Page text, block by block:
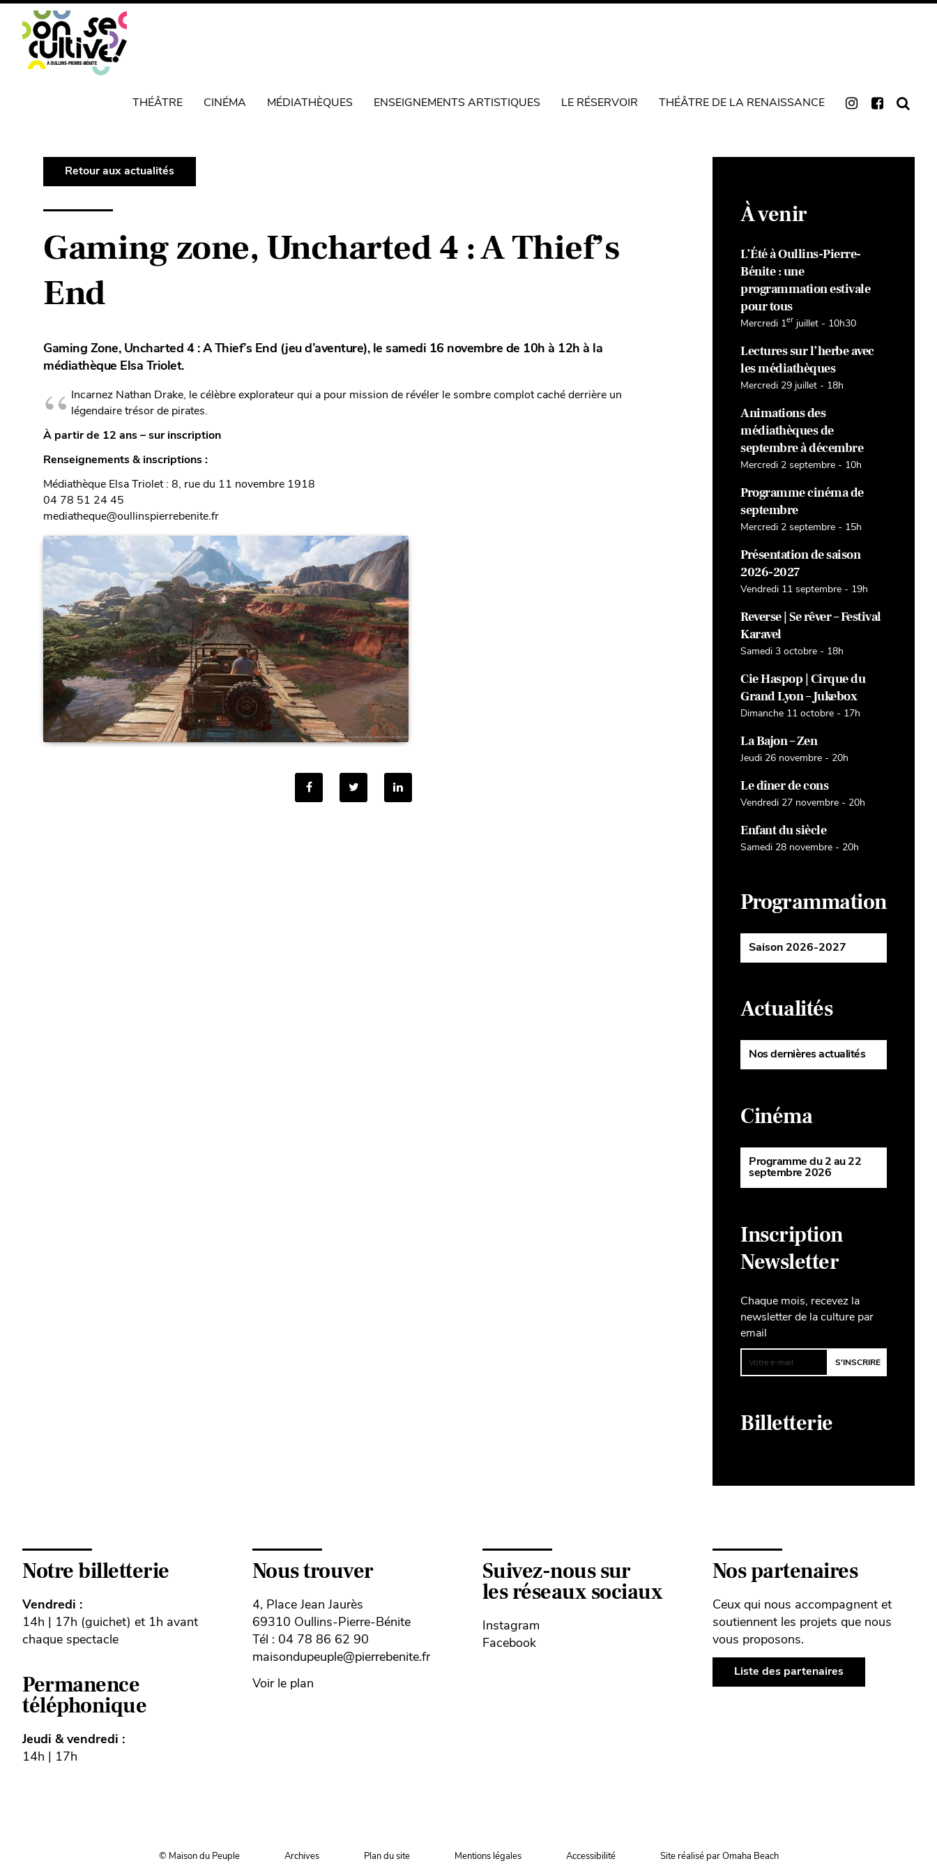
THÉÂTRE CINÉMA MÉDIATHÈQUES ENSEIGNEMENTS ARTISTIQUES LE RÉSERVOIR THÉÂTRE DE LA RENAISSANCE
Retour aux actualités
Gaming zone, Uncharted 4 : A Thief’s
End
Gaming Zone, Uncharted 4 : A Thief’s End (jeu d’aventure), le samedi 16 novembre de 10h à 12h à la
médiathèque Elsa Triolet.
Incarnez Nathan Drake, le célèbre explorateur qui a pour mission de révéler le sombre complot caché derrière un
légendaire trésor de pirates.
À partir de 12 ans – sur inscription
Renseignements & inscriptions:
Médiathèque Elsa Triolet : 8, rue du 11 novembre 1918
04 78 51 24 45
mediatheque@oullinspierrebenite.fr
À venir
L’Été à Oullins-Pierre-
Bénite : une
programmation estivale
pour tous
Mercredi 1er juillet - 10h30
Lectures sur l’herbe avec
les médiathèques
Mercredi 29 juillet - 18h
Animations des
médiathèques de
septembre à décembre
Mercredi 2 septembre - 10h
Programme cinéma de
septembre
Mercredi 2 septembre - 15h
Présentation de saison
2026-2027
Vendredi 11 septembre - 19h
Reverse | Se rêver – Festival
Karavel
Samedi 3 octobre - 18h
Cie Haspop | Cirque du
Grand Lyon – Jukebox
Dimanche 11 octobre - 17h
La Bajon – Zen
Jeudi 26 novembre - 20h
Le dîner de cons
Vendredi 27 novembre - 20h
Enfant du siècle
Samedi 28 novembre - 20h
Programmation
Saison 2026-2027
Actualités
Nos dernières actualités
Cinéma
Programme du 2 au 22
septembre 2026
Inscription
Newsletter
Chaque mois, recevez la
newsletter de la culture par
email
Billetterie
Notre billetterie
Vendredi :
14h | 17h (guichet) et 1h avant
chaque spectacle
Permanence
téléphonique
Jeudi & vendredi :
14h | 17h
Nous trouver
4, Place Jean Jaurès
69310 Oullins-Pierre-Bénite
Tél : 04 78 86 62 90
maisondupeuple@pierrebenite.fr
Voir le plan
Suivez-nous sur
les réseaux sociaux
Instagram
Facebook
Nos partenaires
Ceux qui nous accompagnent et
soutiennent les projets que nous
vous proposons.
Liste des partenaires
© Maison du Peuple Archives Plan du site Mentions légales Accessibilité Site réalisé par Omaha Beach